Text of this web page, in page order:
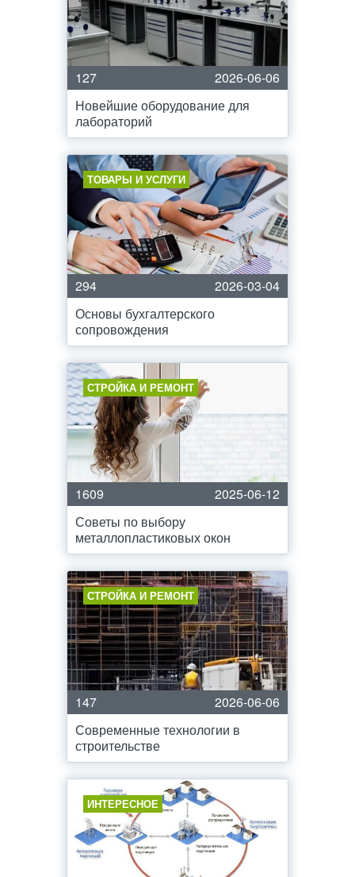
127
2026-06-06
Новейшие оборудование для
лабораторий
ТОВАРЫ И УСЛУГИ
294
2026-03-04
Основы бухгалтерского
сопровождения
СТРОЙКА И РЕМОНТ
1609
2025-06-12
Советы по выбору
металлопластиковых окон
СТРОЙКА И РЕМОНТ
147
2026-06-06
Современные технологии в
строительстве
ИНТЕРЕСНОЕ